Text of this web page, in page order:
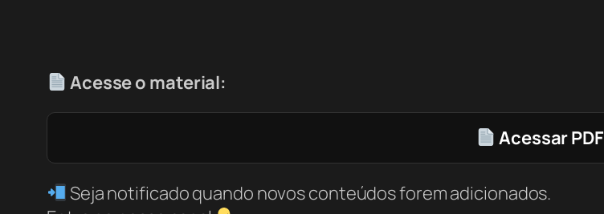
Acesse o material:
Acessar PDF
Seja notificado quando novos conteúdos forem adicionados.